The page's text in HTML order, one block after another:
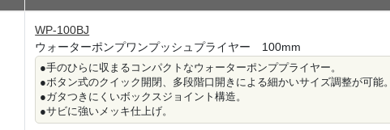
WP-100BJ
ウォーターポンプワンプッシュプライヤー 100mm
●手のひらに収まるコンパクトなウォーターポンププライヤー。
●ボタン式のクイック開閉、多段階口開きによる細かいサイズ調整が可能。
●ガタつきにくいボックスジョイント構造。
●サビに強いメッキ仕上げ。